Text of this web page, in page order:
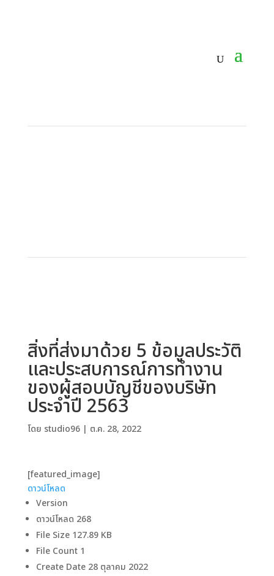
สิ่งที่ส่งมาด้วย 5 ข้อมูลประวัติ
และประสบการณ์การทำงาน
ของผู้สอบบัญชีของบริษัท
ประจำปี 2563
โดย studio96| ต.ค. 28, 2022
[featured_image]
ดาวน์โหลด
Version
ดาวน์โหลด 268
File Size 127.89 KB
File Count 1
Create Date 28 ตุลาคม 2022